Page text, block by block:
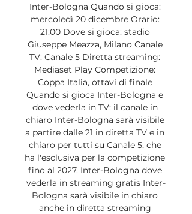
Inter-Bologna Quando si gioca:
mercoledì 20 dicembre Orario:
21:00 Dove si gioca: stadio
Giuseppe Meazza, Milano Canale
TV: Canale 5 Diretta streaming:
Mediaset Play Competizione:
Coppa Italia, ottavi di finale
Quando si gioca Inter-Bologna e
dove vederla in TV: il canale in
chiaro Inter-Bologna sarà visibile
a partire dalle 21 in diretta TV e in
chiaro per tutti su Canale 5, che
ha l'esclusiva per la competizione
fino al 2027. Inter-Bologna dove
vederla in streaming gratis Inter-
Bologna sarà visibile in chiaro
anche in diretta streaming